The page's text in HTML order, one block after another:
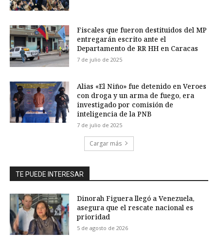
Fiscales que fueron destituidos del MP
entregarán escrito ante el
Departamento de RR HH en Caracas
7 de julio de 2025
Alias «El Niño» fue detenido en Veroes
con droga y un arma de fuego, era
investigado por comisión de
inteligencia de la PNB
7 de julio de 2025
Cargar más
TE PUEDE INTERESAR
Dinorah Figuera llegó a Venezuela,
asegura que el rescate nacional es
prioridad
5 de agosto de 2026